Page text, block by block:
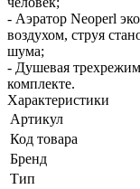
- Аэратор Neoperl
воздухом, струя
шума;
- Душевая
комплекте.
Характеристики
Артикул
Код товара
Бренд
Тип